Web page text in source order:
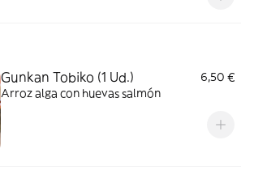
Gunkan Tobiko (1 Ud.)
6,50 €
Arroz alga con huevas salmón